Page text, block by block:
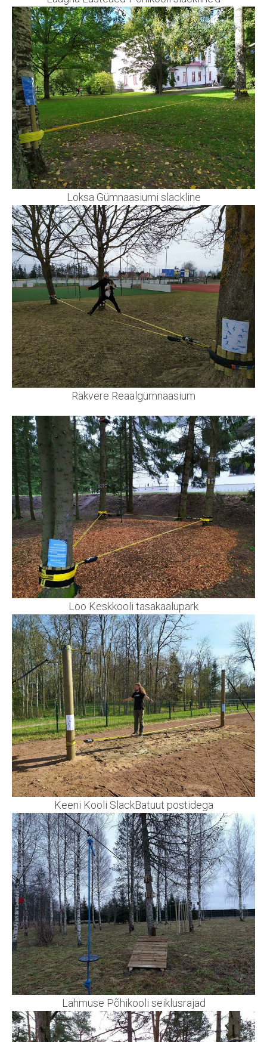
Loksa Gümnaasiumi slackline
Rakvere Reaalgümnaasium
Loo Keskkooli tasakaalupark
Keeni Kooli SlackBatuut postidega
Lahmuse Põhikooli seiklusrajad